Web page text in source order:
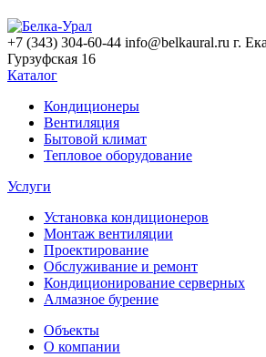
+7 (343) 304-60-44 info@belkaural.ru г.
Гурзуфская 16
Каталог
Кондиционеры
Вентиляция
Бытовой климат
Тепловое оборудование
Услуги
Установка кондиционеров
Монтаж вентиляции
Проектирование
Обслуживание и ремонт
Кондиционирование серверных
Алмазное бурение
Объекты
О компании